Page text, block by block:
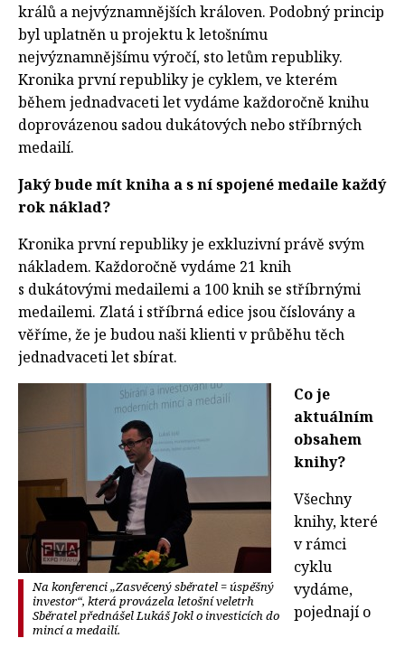
králů a nejvýznamnějších královen. Podobný princip
byl uplatněn u projektu k letošnímu
nejvýznamnějšímu výročí, sto letům republiky.
Kronika první republiky je cyklem, ve kterém
během jednadvaceti let vydáme každoročně knihu
doprovázenou sadou dukátových nebo stříbrných
medailí.
Jaký bude mít kniha a s ní spojené medaile každý
rok náklad?
Kronika první republiky je exkluzivní právě svým
nákladem. Každoročně vydáme 21 knih
s dukátovými medailemi a 100 knih se stříbrnými
medailemi. Zlatá i stříbrná edice jsou číslovány a
věříme, že je budou naši klienti v průběhu těch
jednadvaceti let sbírat.
Na konferenci „Zasvěcený sběratel = úspěšný
investor“, která provázela letošní veletrh
Sběratel přednášel Lukáš Jokl o investicích do
mincí a medailí.
Co je
aktuálním
obsahem
knihy?
Všechny
knihy, které
v rámci
cyklu
vydáme,
pojednají o